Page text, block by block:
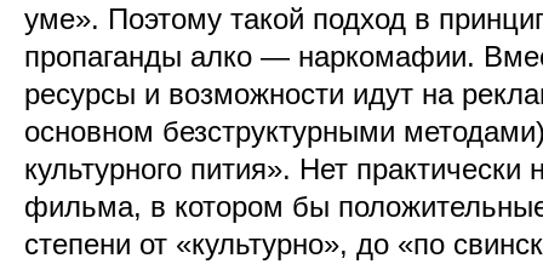
уме». Поэтому такой подход в
пропаганды алко — наркомафии.
ресурсы и возможности идут на
основном безструктурными
культурного пития». Нет практически
фильма, в котором бы
степени от «культурно», до «по